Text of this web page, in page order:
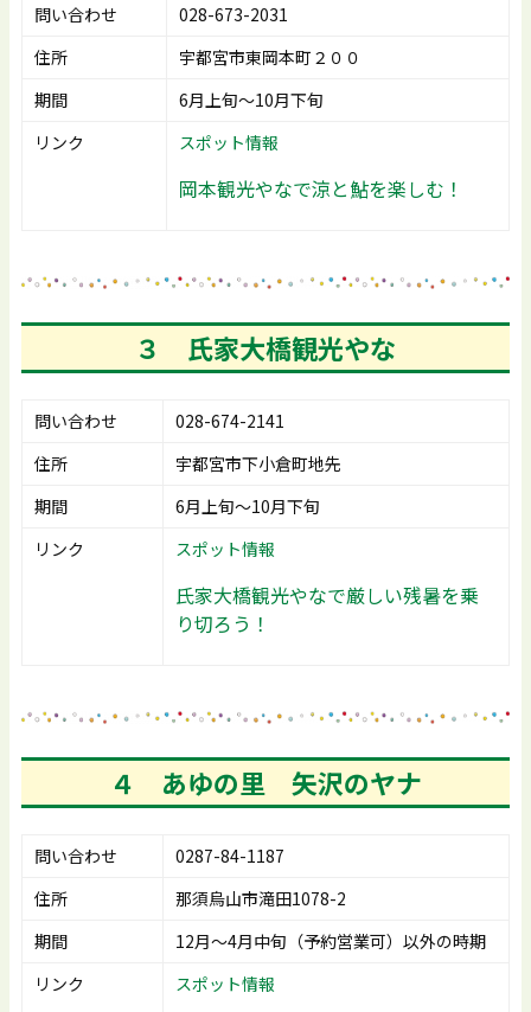
問い合わせ
028-673-2031
住所
宇都宮市東岡本町２００
期間
6月上旬～10月下旬
リンク
スポット情報
岡本観光やなで涼と鮎を楽しむ！
３ 氏家大橋観光やな
問い合わせ
028-674-2141
住所
宇都宮市下小倉町地先
期間
6月上旬～10月下旬
リンク
スポット情報
氏家大橋観光やなで厳しい残暑を乗
り切ろう！
４ あゆの里 矢沢のヤナ
問い合わせ
0287-84-1187
住所
那須烏山市滝田1078-2
期間
12月～4月中旬（予約営業可）以外の時期
リンク
スポット情報